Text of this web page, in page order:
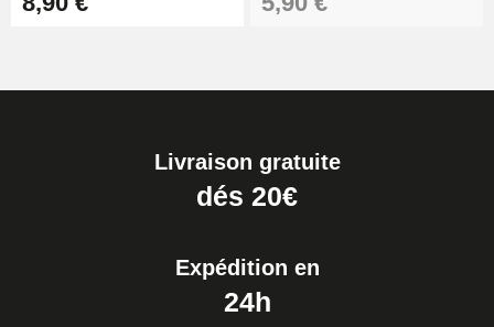
Livraison gratuite
dés 20€
Expédition en
24h